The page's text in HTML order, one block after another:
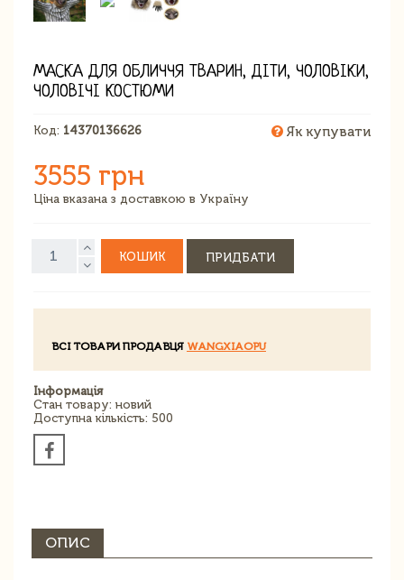
МАСКА ДЛЯ ОБЛИЧЧЯ ТВАРИН, ДІТИ, ЧОЛОВІКИ,
ЧОЛОВІЧІ КОСТЮМИ
Код: 14370136626 Як купувати
3555 грн
Ціна вказана з доставкою в Україну
КОШИК ПРИДБАТИ
ВСІ ТОВАРИ ПРОДАВЦЯ WANGXIAOPU
Інформація
Стан товару: новий
Доступна кількість: 500
ОПИС